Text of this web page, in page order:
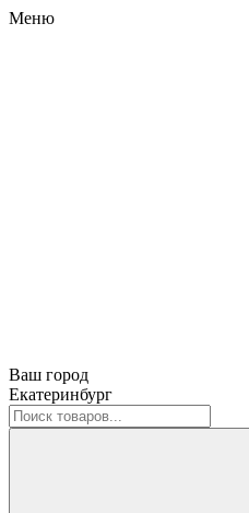
Меню
Ваш город
Екатеринбург